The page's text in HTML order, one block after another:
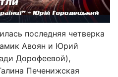
последняя четверка
Авоян и Юрий
Дорофеевой),
Печенижская